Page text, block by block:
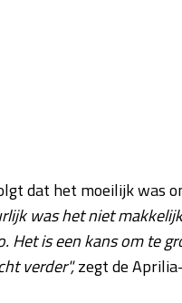
dat het moeilijk was
was het niet
Het is een kans om te
verder",zegt de